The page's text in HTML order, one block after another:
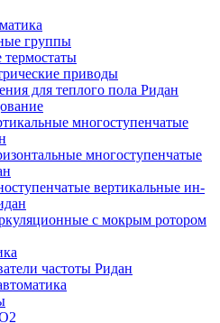
группы
приводы
для теплого пола Ридан
многоступенчатые
многоступенчатые
вертикальные ин-
с мокрым ротором
частоты Ридан